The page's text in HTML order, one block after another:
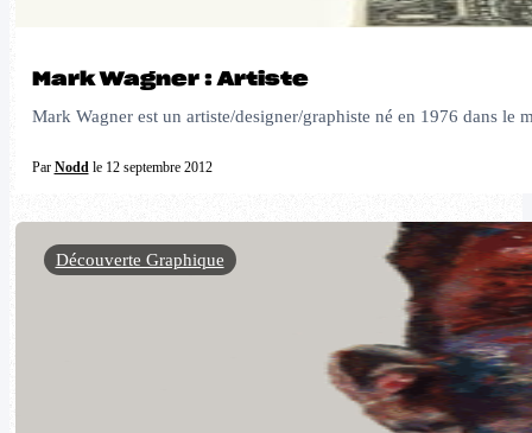
Mark Wagner : Artiste
Mark Wagner est un artiste/designer/graphiste né en 1976 dans
Par Noddle 12 septembre 2012
Découverte Graphique